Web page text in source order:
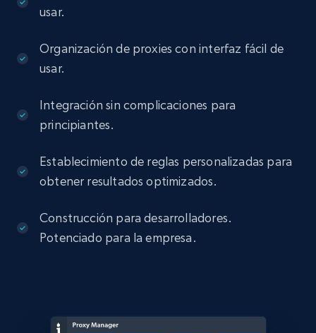
usar.
Organización de proxies con interfaz fácil de
usar.
Integración sin complicaciones para
principiantes.
Establecimiento de reglas personalizadas para
obtener resultados optimizados.
Construcción para desarrolladores.
Potenciado para la empresa.